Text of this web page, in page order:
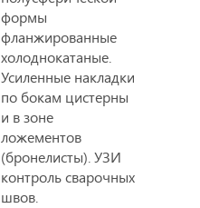
формы
фланжированные
холоднокатаные.
Усиленные накладки
по бокам цистерны
и в зоне
ложементов
(бронелисты). УЗИ
контроль сварочных
швов.